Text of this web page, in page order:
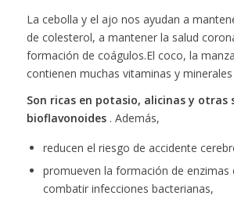
La cebolla y el ajo nos ayudan a
de colesterol, a mantener la salud
formación de coágulos.El coco, la
contienen muchas vitaminas y
Son ricas en potasio, alicinas y otras
bioflavonoides. Además,
reducen el riesgo de accidente
promueven la formación de enzimas
combatir infecciones bacterianas,